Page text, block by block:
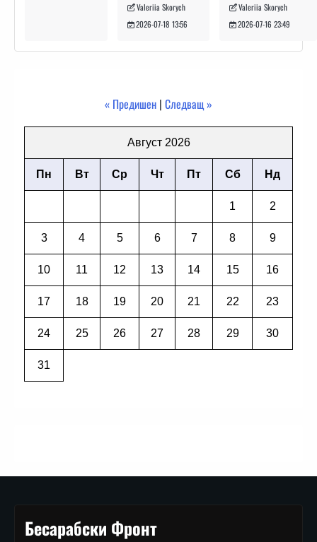
Valeriia Skorych
2026-07-18 13:56
Valeriia Skorych
2026-07-16 23:49
« Предишен | Следващ »
Август 2026
Пн Вт Ср Чт Пт Сб Нд
1 2
3 4 5 6 7 8 9
10 11 12 13 14 15 16
17 18 19 20 21 22 23
24 25 26 27 28 29 30
31
Бесарабски Фронт